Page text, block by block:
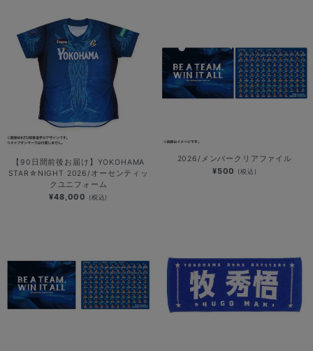
【90日間前後お届け】YOKOHAMA
STAR☆NIGHT 2026/オーセンティッ
クユニフォーム
¥48,000 (税込)
2026/メンバークリアファイル
¥500 (税込)